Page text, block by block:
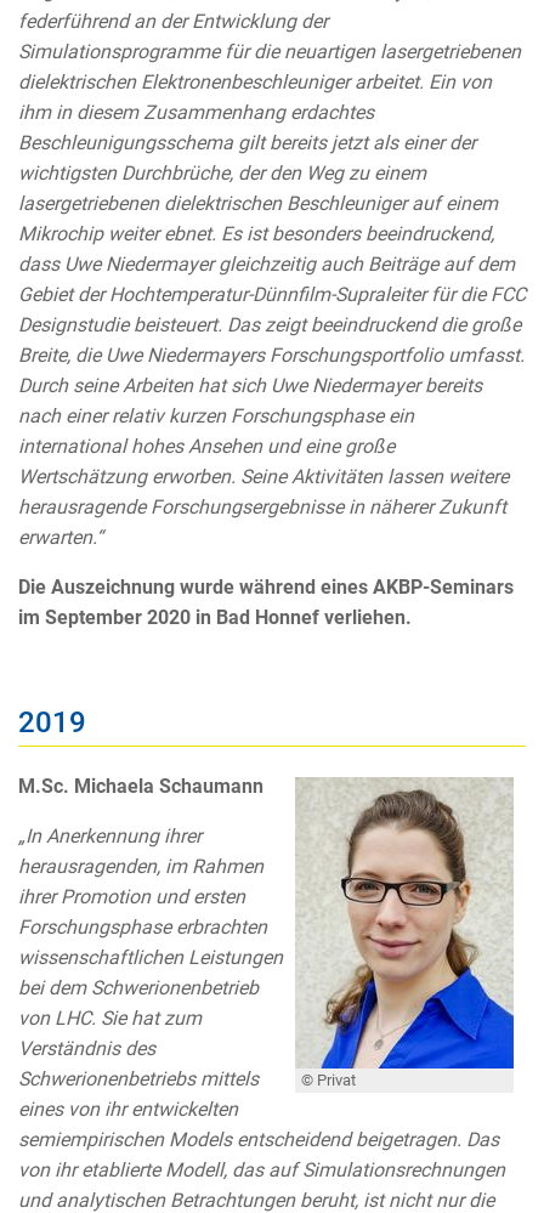
federführend an der Entwicklung der
Simulationsprogramme für die neuartigen lasergetriebenen
dielektrischen Elektronenbeschleuniger arbeitet. Ein von
ihm in diesem Zusammenhang erdachtes
Beschleunigungsschema gilt bereits jetzt als einer der
wichtigsten Durchbrüche, der den Weg zu einem
lasergetriebenen dielektrischen Beschleuniger auf einem
Mikrochip weiter ebnet. Es ist besonders beeindruckend,
dass Uwe Niedermayer gleichzeitig auch Beiträge auf dem
Gebiet der Hochtemperatur-Dünnfilm-Supraleiter für die FCC
Designstudie beisteuert. Das zeigt beeindruckend die große
Breite, die Uwe Niedermayers Forschungsportfolio umfasst.
Durch seine Arbeiten hat sich Uwe Niedermayer bereits
nach einer relativ kurzen Forschungsphase ein
international hohes Ansehen und eine große
Wertschätzung erworben. Seine Aktivitäten lassen weitere
herausragende Forschungsergebnisse in näherer Zukunft
erwarten.“
Die Auszeichnung wurde während eines AKBP-Seminars
im September 2020 in Bad Honnef verliehen.
2019
© Privat
M.Sc. Michaela Schaumann
„In Anerkennung ihrer
herausragenden, im Rahmen
ihrer Promotion und ersten
Forschungsphase erbrachten
wissenschaftlichen Leistungen
bei dem Schwerionenbetrieb
von LHC. Sie hat zum
Verständnis des
Schwerionenbetriebs mittels
eines von ihr entwickelten
semiempirischen Models entscheidend beigetragen. Das
von ihr etablierte Modell, das auf Simulationsrechnungen
und analytischen Betrachtungen beruht, ist nicht nur die